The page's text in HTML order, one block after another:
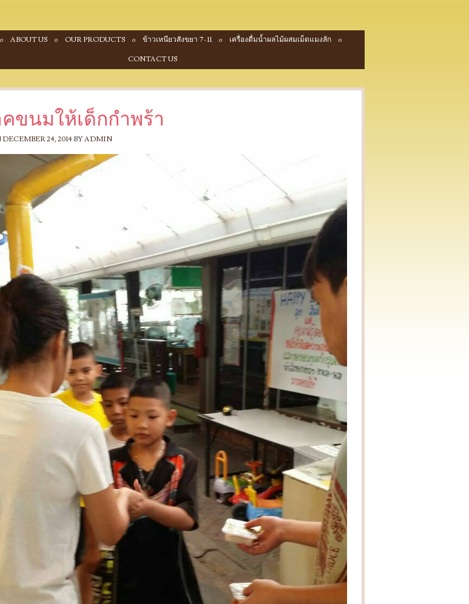
ABOUT US OUR PRODUCTS ข้าวเหนียวสังขยา 7-11 เครื่องดื่มน้ำผลไม้ผสมเม็ดแมงลัก
CONTACT US
ขนมให้เด็กกำพร้า
DECEMBER 24, 2014 BYADMIN